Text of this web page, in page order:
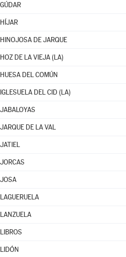
GÚDAR
HÍJAR
HINOJOSA DE JARQUE
HOZ DE LA VIEJA (LA)
HUESA DEL COMÚN
IGLESUELA DEL CID (LA)
JABALOYAS
JARQUE DE LA VAL
JATIEL
JORCAS
JOSA
LAGUERUELA
LANZUELA
LIBROS
LIDÓN